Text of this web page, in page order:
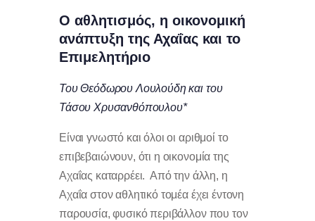
O αθλητισμός, η οικονομική
ανάπτυξη της Αχαΐας και το
Επιμελητήριο
Του Θεόδωρου Λουλούδη και του
Τάσου Χρυσανθόπουλου*
Είναι γνωστό και όλοι οι αριθμοί το
επιβεβαιώνουν, ότι η οικονομία της
Αχαΐας καταρρέει. Από την άλλη, η
Αχαΐα στον αθλητικό τομέα έχει έντονη
παρουσία, φυσικό περιβάλλον που τον